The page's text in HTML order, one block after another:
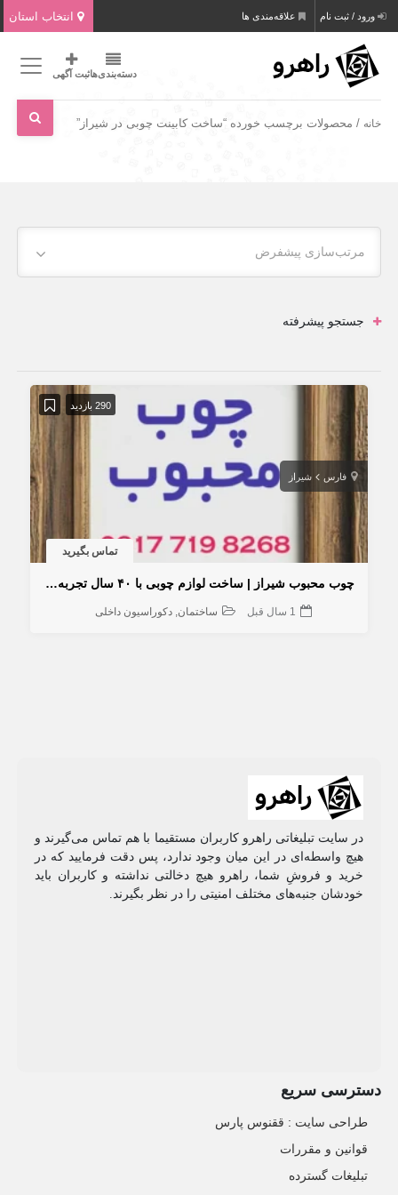
انتخاب استان ورود / ثبت نام علاقه‌مندی ها
دسته‌بندی‌هاثبت آگهی
خانه / محصولات برچسب خورده “ساخت کابینت چوبی در شیراز”
مرتب‌سازی پیشفرض
جستجو پیشرفته
290 بازدید
فارس شیراز
تماس بگیرید
چوب محبوب شیراز | ساخت لوازم چوبی با ۴۰ سال تجربه استادکار دهقانی
1 سال قبل ساختمان دکوراسیون داخلی
در سایت تبلیغاتی راهرو کاربران مستقیما با هم تماس می‌گیرند و
هیچ واسطه‌ای در این میان وجود ندارد، پس دقت فرمایید که در
خرید و فروشِ شما، راهرو هیچ دخالتی نداشته و کاربران باید
خودشان جنبه‌های مختلف امنیتی را در نظر بگیرند.
دسترسی سریع
طراحی سایت :‌ ققنوس پارس
قوانین و مقررات
تبلیغات گسترده